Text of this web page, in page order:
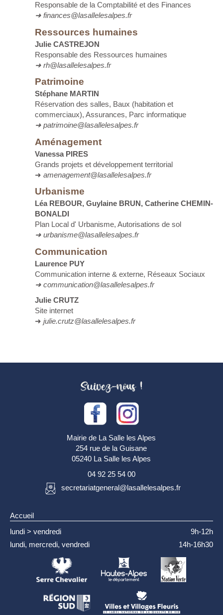
Responsable de la Comptabilité et des Finances
➜ finances@lasallelesalpes.fr
Ressources humaines
Julie CASTREJON
Responsable des Ressources humaines
➜ rh@lasallelesalpes.fr
Patrimoine
Stéphane MARTIN
Réservation des salles, Baux (habitation et
commerciaux), Assurances, Parc informatique
➜ patrimoine@lasallelesalpes.fr
Aménagement
Vanessa PIRES
Grands projets et développement territorial
➜ amenagement@lasallelesalpes.fr
Urbanisme
Léa REBOUR, Guylaine BRUN, Catherine CHEMIN-
BONALDI
Plan Local d' Urbanisme, Autorisations de sol
➜ urbanisme@lasallelesalpes.fr
Communication
Laurence PUY
Communication interne & externe, Réseaux Sociaux
➜ communication@lasallelesalpes.fr
Julie CRUTZ
Site internet
➜ julie.crutz@lasallelesalpes.fr
Mairie de La Salle les Alpes
254 rue de la Guisane
05240 La Salle les Alpes
04 92 25 54 00
secretariatgeneral@lasallelesalpes.fr
Accueil
lundi > vendredi
9h-12h
lundi, mercredi, vendredi
14h-16h30